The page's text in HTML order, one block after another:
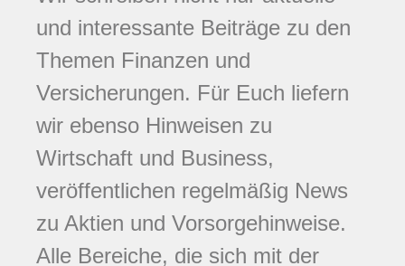
und interessante Beiträge zu den
Themen Finanzen und
Versicherungen. Für Euch liefern
wir ebenso Hinweisen zu
Wirtschaft und Business,
veröffentlichen regelmäßig News
zu Aktien und Vorsorgehinweise.
Alle Bereiche, die sich mit der